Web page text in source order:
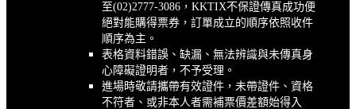
至(02)2777-3086，KKTIX不保證傳真成功便
絕對能購得票券，訂單成立的順序依照收件
順序為主。
表格資料錯誤、缺漏、無法辨識與未傳真身
心障礙證明者，不予受理。
進場時敬請攜帶有效證件，未帶證件、資格
不符者、或非本人者需補票價差額始得入